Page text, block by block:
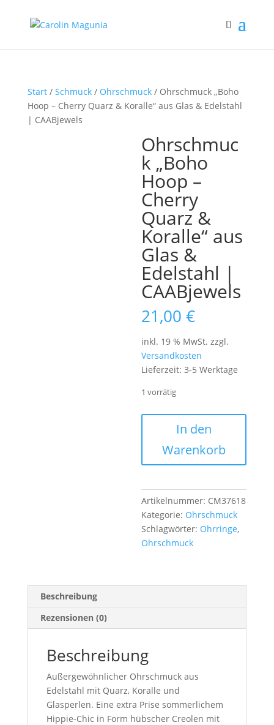
Start/ Schmuck/ Ohrschmuck/ Ohrschmuck „Boho
Hoop – Cherry Quarz & Koralle“ aus Glas & Edelstahl
| CAABjewels
Ohrschmuc
k „Boho
Hoop –
Cherry
Quarz &
Koralle“ aus
Glas &
Edelstahl |
CAABjewels
21,00€
inkl. 19 % MwSt. zzgl.
Versandkosten
Lieferzeit:3-5 Werktage
1 vorrätig
Hoop
–
Quarz
&
Koralle"
aus
Glas
|
In den
Warenkorb
Artikelnummer: CM37618
Kategorie: Ohrschmuck
Schlagwörter: Ohrringe,
Ohrschmuck
Beschreibung
Rezensionen (0)
Beschreibung
Außergewöhnlicher Ohrschmuck aus
Edelstahl mit Quarz, Koralle und
Glasperlen. Eine extra Prise sommerlichem
Hippie-Chic in Form hübscher Creolen mit